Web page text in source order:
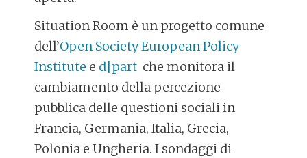
Situation Room è un progetto comune
dell’Open Society European Policy
Institute e d|part che monitora il
cambiamento della percezione
pubblica delle questioni sociali in
Francia, Germania, Italia, Grecia,
Polonia e Ungheria. I sondaggi di